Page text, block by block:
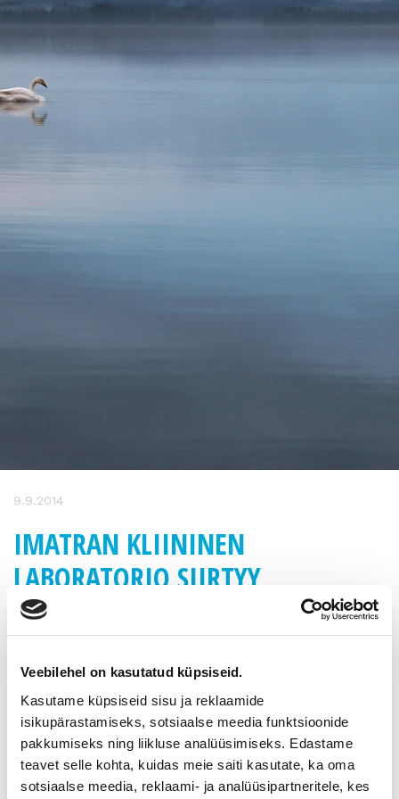
Veebilehel on kasutatud küpsiseid.
Kasutame küpsiseid sisu ja reklaamide
isikupärastamiseks, sotsiaalse meedia funktsioonide
pakkumiseks ning liikluse analüüsimiseks. Edastame
teavet selle kohta, kuidas meie saiti kasutate, ka oma
sotsiaalse meedia, reklaami- ja analüüsipartneritele, kes
9.9.2014
IMATRAN KLIININEN
LABORATORIO SIIRTYY
PIHLAJALINNA OY:N
OMISTUKSEEN
Pihlajalinna-konserni/Dextra
vahvistaa asemiaan Kaakkois-
Suomen terveydenhuoltopalveluissa.
Imatran Kliininen Laboratorioon myyty 29.8.2014 solmitulla
kaupallakotimaisellePihlajalinna Oy:lle. Imatrankoskella
toimivan, alueen johtavan yksityisenlääkäriaseman toiminta